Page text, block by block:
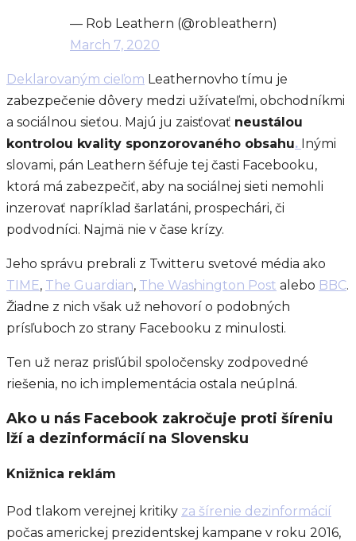
— Rob Leathern (@robleathern)
March 7, 2020
Deklarovaným cieľom Leathernovho tímu je
zabezpečenie dôvery medzi užívateľmi, obchodníkmi
a sociálnou sieťou. Majú ju zaisťovať neustálou
kontrolou kvality sponzorovaného obsahu. Inými
slovami, pán Leathern šéfuje tej časti Facebooku,
ktorá má zabezpečiť, aby na sociálnej sieti nemohli
inzerovať napríklad šarlatáni, prospechári, či
podvodníci. Najmä nie v čase krízy.
Jeho správu prebrali z Twitteru svetové média ako
TIME, The Guardian, The Washington Post alebo BBC.
Žiadne z nich však už nehovorí o podobných
prísľuboch zo strany Facebooku z minulosti.
Ten už neraz prisľúbil spoločensky zodpovedné
riešenia, no ich implementácia ostala neúplná.
Ako u nás Facebook zakročuje proti šíreniu
lží a dezinformácií na Slovensku
Knižnica reklám
Pod tlakom verejnej kritiky za šírenie dezinformácií
počas americkej prezidentskej kampane v roku 2016,